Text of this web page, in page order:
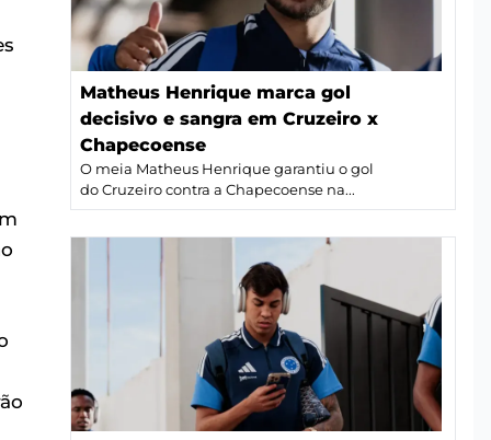
Matheus Henrique marca gol
decisivo e sangra em Cruzeiro x
Chapecoense
O meia Matheus Henrique garantiu o gol
do Cruzeiro contra a Chapecoense na...